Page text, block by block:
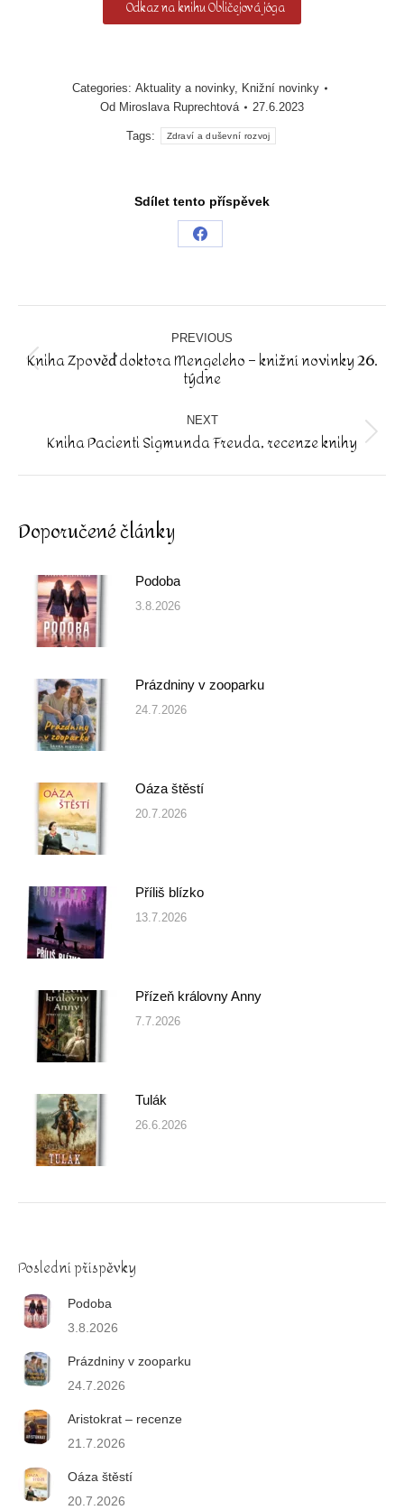
Odkaz na knihu Obličejová jóga
Categories: Aktuality a novinky, Knižní novinky
Od Miroslava Ruprechtová 27.6.2023
Tags: Zdraví a duševní rozvoj
Sdílet tento příspěvek
Share
Post
navigation PREVIOUS
Previous
Kniha Zpověď doktora Mengeleho – knižní novinky 26.
týdne
NEXT
Next
Kniha Pacienti Sigmunda Freuda, recenze knihy
Doporučené články
Podoba
3.8.2026
Prázdniny v zooparku
24.7.2026
Oáza štěstí
20.7.2026
Příliš blízko
13.7.2026
Přízeň královny Anny
7.7.2026
Tulák
26.6.2026
Poslední příspěvky
Podoba
3.8.2026
Prázdniny v zooparku
24.7.2026
Aristokrat – recenze
21.7.2026
Oáza štěstí
20.7.2026